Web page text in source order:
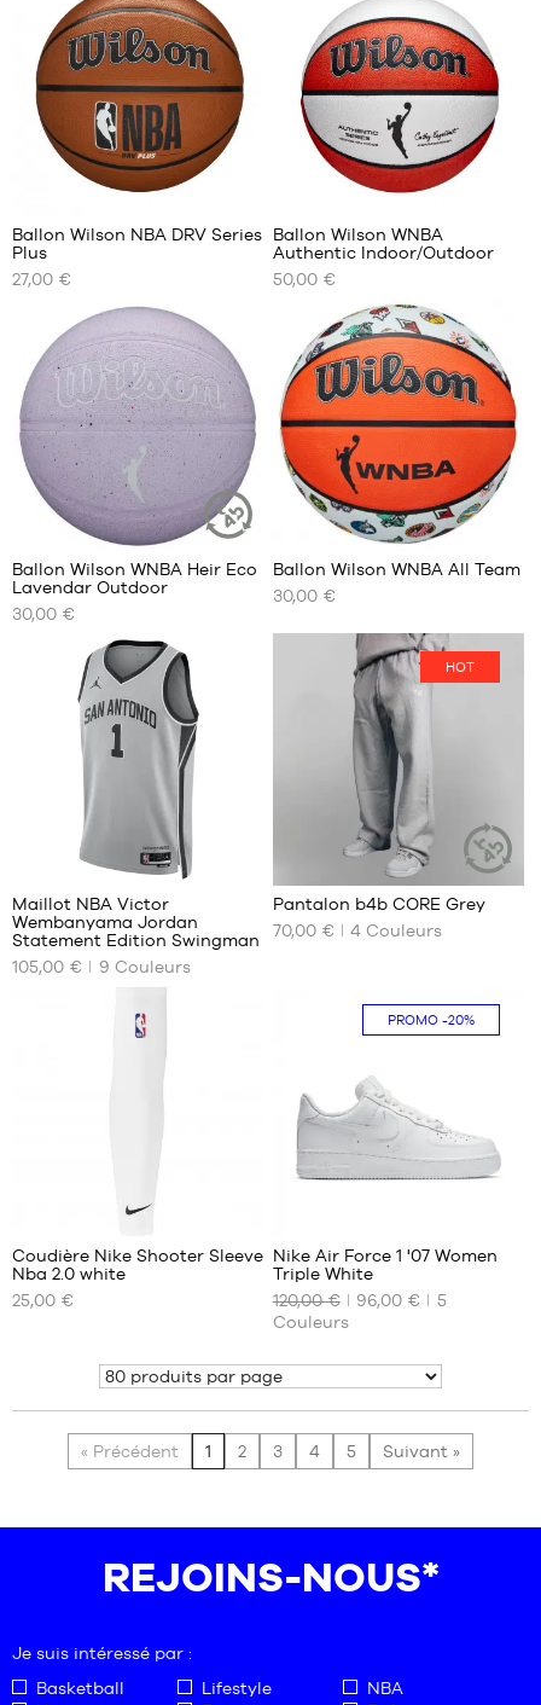
40.5
42
42.5
43
44
44.5
46
47.5
Taille
Officielle
3X3
NOS
TAILLES
DISPONIBLES
taille
5
taille
6
taille
8
Ballon Wilson NBA DRV Series
Plus
27,00 €
NOS
TAILLES
DISPONIBLES
taille
6
Ballon Wilson WNBA
Authentic Indoor/Outdoor
50,00 €
ARTICLE
NOS
TAILLES
DISPONIBLES
Ballon Wilson WNBA Heir Eco
Lavendar Outdoor
30,00 €
NOS
DISPONIBLES
4
Ballon Wilson WNBA All Team
30,00 €
NOS
DISPONIBLES
127
Maillot NBA Victor
Wembanyama Jordan
Statement Edition Swingman
105,00 €
9 Couleurs
HOT
ARTICLE
NOS
L
XL
XXL
4
Pantalon b4b CORE Grey
70,00 €
4 Couleurs
NOS
TAILLES
9
Coudière Nike Shooter Sleeve
Nba 2.0 white
25,00 €
PROMO -20%
NOS
TAILLES
DISPONIBLES
35.5
37.5
Nike Air Force 1 '07 Women
Triple White
120,00 €
96,00 €
5
Couleurs
Montrer
« Précédent 1 2 3 4 5 Suivant »
REJOINS-NOUS*
Je suis intéressé par :
Basketball
Lifestyle
NBA